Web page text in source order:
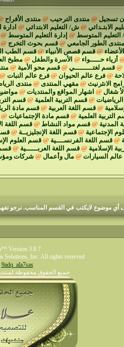
تسجيل @منتدى الترحيب @منتدى الأفراح
الابتـدائي @ ش/ التعليم الابتدائي @ ادارة
المتوسط @ إدارة التعليم المتوسط @
منتدى الطور الجامعي @ قسم بحوث التخرج @
@ قسم قصص الأنبياء @قسم الطب
أزياء حـــــواء @ الأسرة والطفل @ مطبخ
@قسم لغتـــــــــي @قسم محو الأمية @
@فرع عالم الحيوان @فرع عالم النبات
الانثرنيث @مقهي المنتدى @منتدى
شغال @ اشهار المواقع والمنتديات @
@قسم التربية العلمية @قسم
@قسم اللغة العربية @قسم مادة
التربية العلمية @قسم مادة الإجتماعيات
المدنية @ قسم مواد النشاط @ قسم اللغة
الإجتماعية @قسم اللغة الإنجليزيــة @
@ قسم اللغة الفرنســــية @ قسم العلوم
الإسلامية @قسم اللغة العربــــــية @قسم
عالم السيارات @ مال وأعمال @شركات
منتديات
موضوع لايكتب في القسم المناسب. نرجو
Version 3.8.7
Inc. All rights reserved.
9adq_ala7sas
جميع الحقوق محفوظة